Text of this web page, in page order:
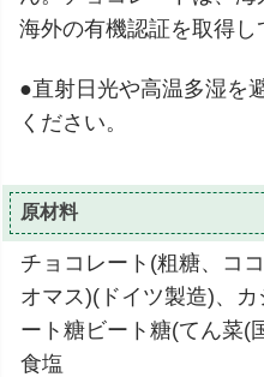
海外の有機認証を取得し
●直射日光や高温多湿を
ください。
原材料
チョコレート(粗糖、コ
オマス)(ドイツ製造)、
ート糖ビート糖(てん菜(
食塩